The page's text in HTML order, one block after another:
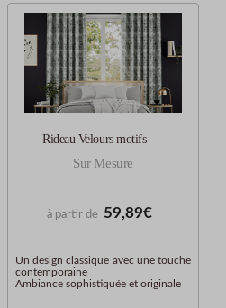
Rideau Velours motifs
Sur Mesure
à partir de 59,89€
Un design classique avec une touche
contemporaine
Ambiance sophistiquée et originale